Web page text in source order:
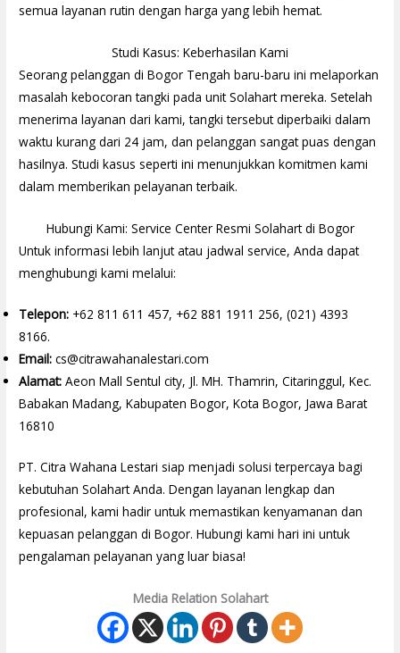
semua layanan rutin dengan harga yang lebih hemat.
Studi Kasus: Keberhasilan Kami
Seorang pelanggan di Bogor Tengah baru-baru ini melaporkan
masalah kebocoran tangki pada unit Solahart mereka. Setelah
menerima layanan dari kami, tangki tersebut diperbaiki dalam
waktu kurang dari 24 jam, dan pelanggan sangat puas dengan
hasilnya. Studi kasus seperti ini menunjukkan komitmen kami
dalam memberikan pelayanan terbaik.
Hubungi Kami: Service Center Resmi Solahart di Bogor
Untuk informasi lebih lanjut atau jadwal service, Anda dapat
menghubungi kami melalui:
Telepon: +62 811 611 457, +62 881 1911 256, (021) 4393
8166.
Email: cs@citrawahanalestari.com
Alamat: Aeon Mall Sentul city, Jl. MH. Thamrin, Citaringgul, Kec.
Babakan Madang, Kabupaten Bogor, Kota Bogor, Jawa Barat
16810
PT. Citra Wahana Lestari siap menjadi solusi terpercaya bagi
kebutuhan Solahart Anda. Dengan layanan lengkap dan
profesional, kami hadir untuk memastikan kenyamanan dan
kepuasan pelanggan di Bogor. Hubungi kami hari ini untuk
pengalaman pelayanan yang luar biasa!
Media Relation Solahart